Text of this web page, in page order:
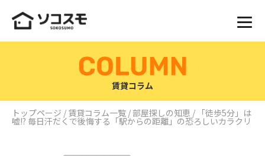
賃貸コラム
トップページ / 賃貸コラム一覧 /部屋探しの知恵 / 「徒歩5分」は
嘘!? 毎日汗だくで後悔する「駅からの距離」の恐ろしいカラクリ